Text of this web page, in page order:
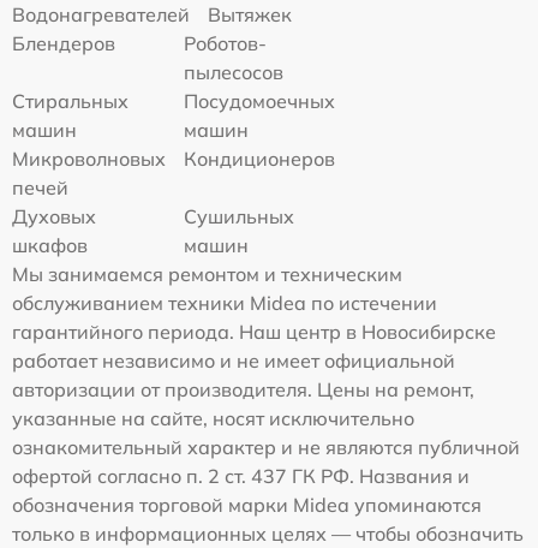
Водонагревателей
Вытяжек
Блендеров
Роботов-
пылесосов
Стиральных
машин
Посудомоечных
машин
Микроволновых
печей
Кондиционеров
Духовых
шкафов
Сушильных
машин
Мы занимаемся ремонтом и техническим
обслуживанием техники Midea по истечении
гарантийного периода. Наш центр в Новосибирске
работает независимо и не имеет официальной
авторизации от производителя. Цены на ремонт,
указанные на сайте, носят исключительно
ознакомительный характер и не являются публичной
офертой согласно п. 2 ст. 437 ГК РФ. Названия и
обозначения торговой марки Midea упоминаются
только в информационных целях — чтобы обозначить